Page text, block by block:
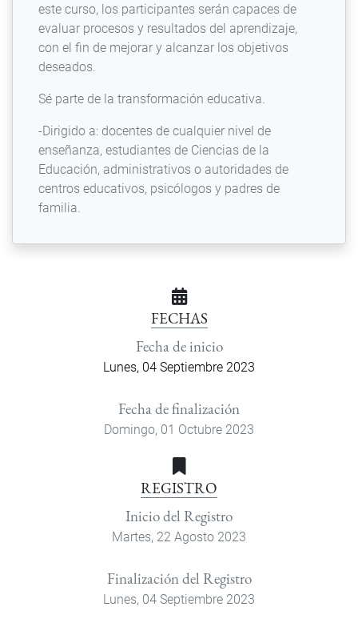
este curso, los participantes serán capaces de
evaluar procesos y resultados del aprendizaje,
con el fin de mejorar y alcanzar los objetivos
deseados.
Sé parte de la transformación educativa.
-Dirigido a: docentes de cualquier nivel de
enseñanza, estudiantes de Ciencias de la
Educación, administrativos o autoridades de
centros educativos, psicólogos y padres de
familia.
FECHAS
Fecha de inicio
Lunes, 04 Septiembre 2023
Fecha de finalización
Domingo, 01 Octubre 2023
REGISTRO
Inicio del Registro
Martes, 22 Agosto 2023
Finalización del Registro
Lunes, 04 Septiembre 2023